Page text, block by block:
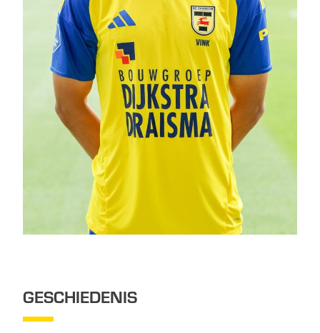
GESCHIEDENIS